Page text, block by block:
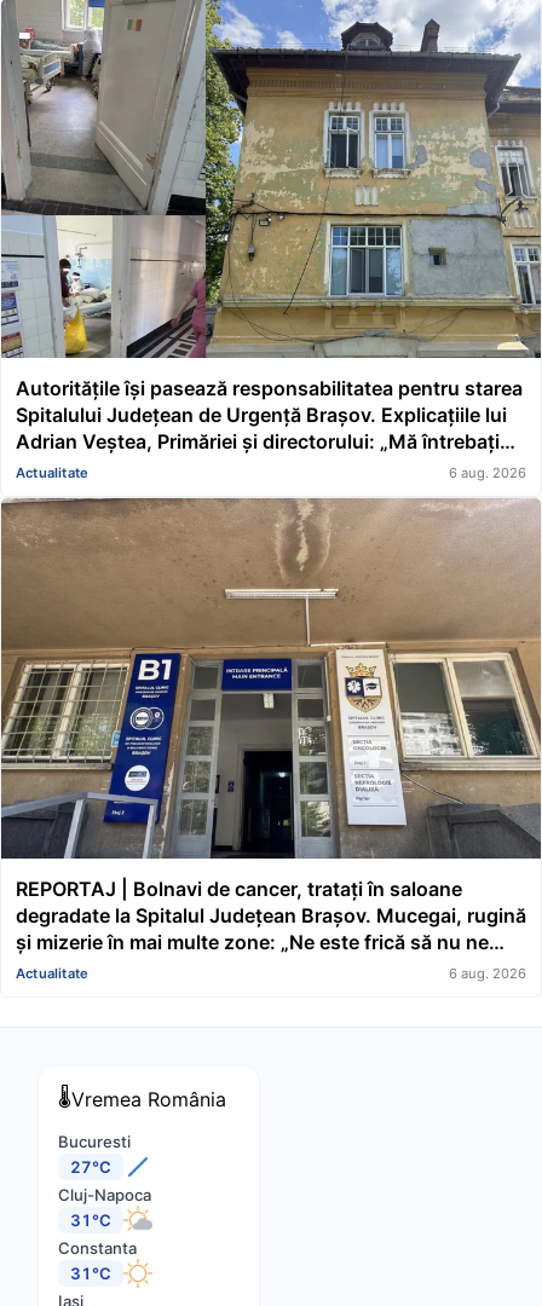
Autoritățile își pasează responsabilitatea pentru starea
Spitalului Județean de Urgență Brașov. Explicațiile lui
Adrian Veștea, Primăriei și directorului: „Mă întrebați
pe mine de ce nu s-au renovat în ultimii 36 de ani?”
Actualitate 6 aug. 2026
REPORTAJ | Bolnavi de cancer, tratați în saloane
degradate la Spitalul Județean Brașov. Mucegai, rugină
și mizerie în mai multe zone: „Ne este frică să nu ne
cadă tavanul în cap” FOTO/VIDEO
Actualitate 6 aug. 2026
🌡️Vremea România
Bucuresti
27°C
Cluj-Napoca
31°C
Constanta
31°C
Iasi